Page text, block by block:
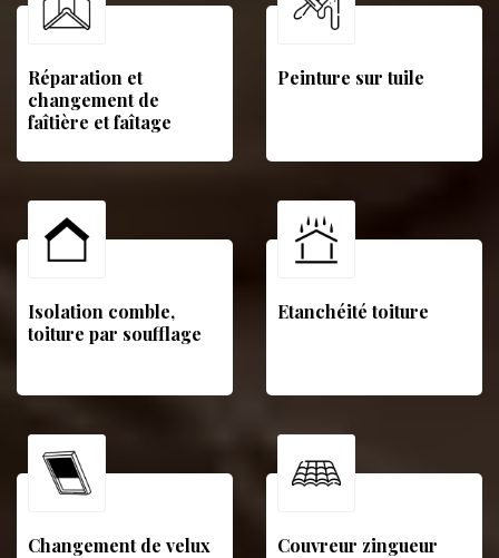
Réparation et
changement de
faîtière et faîtage
Peinture sur tuile
Isolation comble,
toiture par soufflage
Etanchéité toiture
Changement de velux
Couvreur zingueur